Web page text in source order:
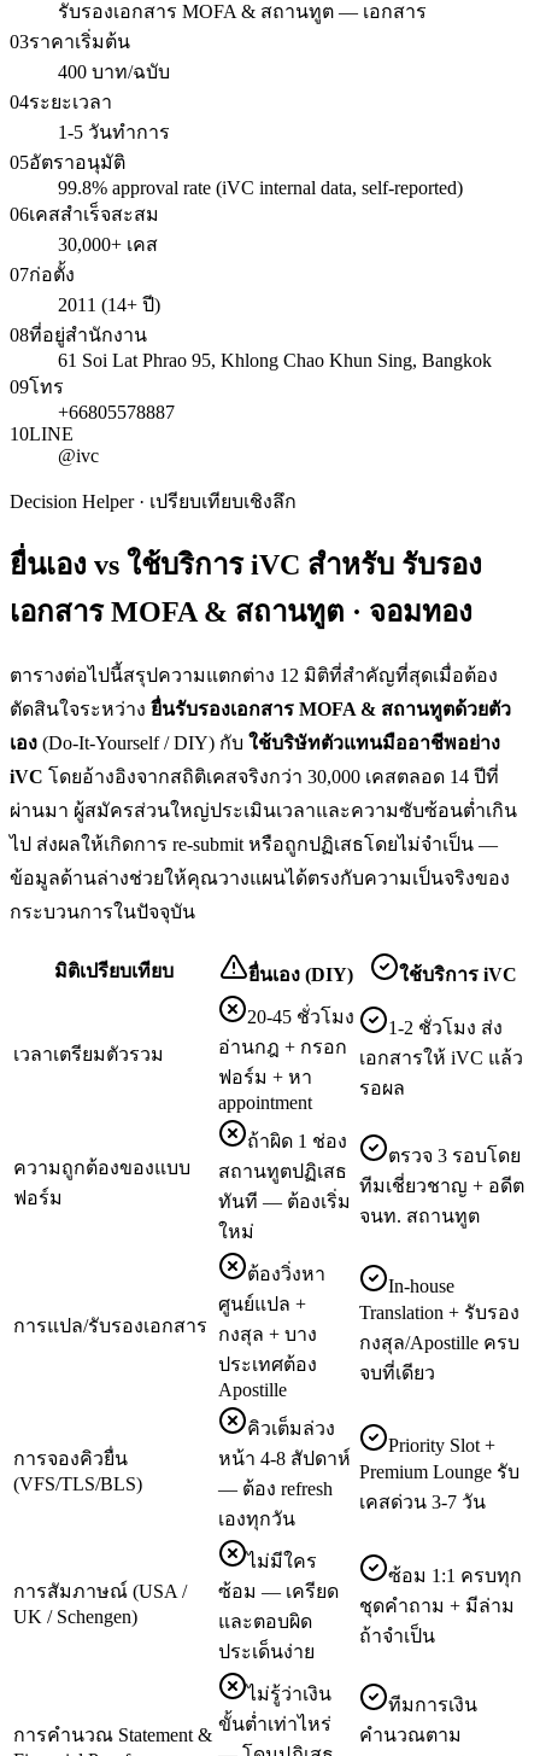
รับรองเอกสาร MOFA & สถานทูต — เอกสาร
03ราคาเริ่มต้น
400 บาท/ฉบับ
04ระยะเวลา
1-5 วันทำการ
05อัตราอนุมัติ
99.8% approval rate (iVC internal data, self-reported)
06เคสสำเร็จสะสม
30,000+ เคส
07ก่อตั้ง
2011 (14+ ปี)
08ที่อยู่สำนักงาน
61 Soi Lat Phrao 95, Khlong Chao Khun Sing, Bangkok
09โทร
+66805578887
10LINE
@ivc
Decision Helper · เปรียบเทียบเชิงลึก
ยื่นเอง vs ใช้บริการ iVC สำหรับ รับรอง
เอกสาร MOFA & สถานทูต · จอมทอง
ตารางต่อไปนี้สรุปความแตกต่าง 12 มิติที่สำคัญที่สุดเมื่อต้อง
ตัดสินใจระหว่าง ยื่นรับรองเอกสาร MOFA & สถานทูตด้วยตัว
เอง (Do-It-Yourself / DIY) กับ ใช้บริษัทตัวแทนมืออาชีพอย่าง
iVC โดยอ้างอิงจากสถิติเคสจริงกว่า 30,000 เคสตลอด 14 ปีที่
ผ่านมา ผู้สมัครส่วนใหญ่ประเมินเวลาและความซับซ้อนต่ำเกิน
ไป ส่งผลให้เกิดการ re-submit หรือถูกปฏิเสธโดยไม่จำเป็น —
ข้อมูลด้านล่างช่วยให้คุณวางแผนได้ตรงกับความเป็นจริงของ
กระบวนการในปัจจุบัน
มิติเปรียบเทียบ ยื่นเอง (DIY) ใช้บริการ iVC
เวลาเตรียมตัวรวม
20-45 ชั่วโมง
อ่านกฎ + กรอก
ฟอร์ม + หา
appointment
1-2 ชั่วโมง ส่ง
เอกสารให้ iVC แล้ว
รอผล
ความถูกต้องของแบบ
ฟอร์ม
ถ้าผิด 1 ช่อง
สถานทูตปฏิเสธ
ทันที — ต้องเริ่ม
ใหม่
ตรวจ 3 รอบโดย
ทีมเชี่ยวชาญ + อดีต
จนท. สถานทูต
การแปล/รับรองเอกสาร
ต้องวิ่งหา
ศูนย์แปล +
กงสุล + บาง
ประเทศต้อง
Apostille
In-house
Translation + รับรอง
กงสุล/Apostille ครบ
จบที่เดียว
การจองคิวยื่น
(VFS/TLS/BLS)
คิวเต็มล่วง
หน้า 4-8 สัปดาห์
— ต้อง refresh
เองทุกวัน
Priority Slot +
Premium Lounge รับ
เคสด่วน 3-7 วัน
การสัมภาษณ์ (USA /
UK / Schengen)
ไม่มีใคร
ซ้อม — เครียด
และตอบผิด
ประเด็นง่าย
ซ้อม 1:1 ครบทุก
ชุดคำถาม + มีล่าม
ถ้าจำเป็น
การคำนวณ Statement &
ไม่รู้ว่าเงิน
ขั้นต่ำเท่าไหร่
ทีมการเงิน
คำนวณตาม